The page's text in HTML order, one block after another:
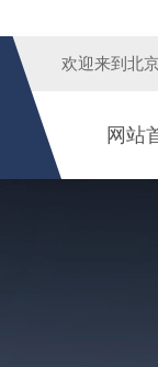
欢迎来到 北
网站